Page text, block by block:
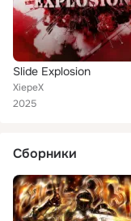
Slide Explosion
XiepeX
2025
Сборники